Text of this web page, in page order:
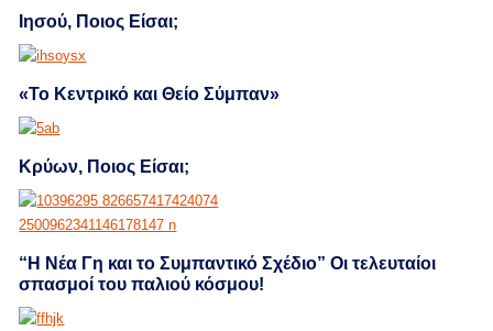
Ιησού, Ποιος Είσαι;
«Το Κεντρικό και Θείο Σύμπαν»
Κρύων, Ποιος Είσαι;
“Η Νέα Γη και το Συμπαντικό Σχέδιο” Οι τελευταίοι
σπασμοί του παλιού κόσμου!